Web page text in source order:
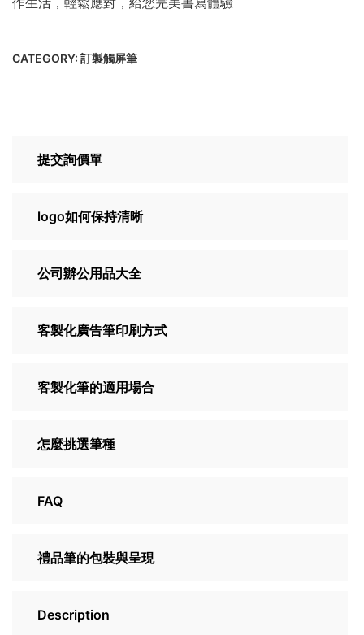
CATEGORY: 訂製觸屏筆
提交詢價單
logo如何保持清晰
公司辦公用品大全
客製化廣告筆印刷方式
客製化筆的適用場合
怎麼挑選筆種
FAQ
禮品筆的包裝與呈現
Description